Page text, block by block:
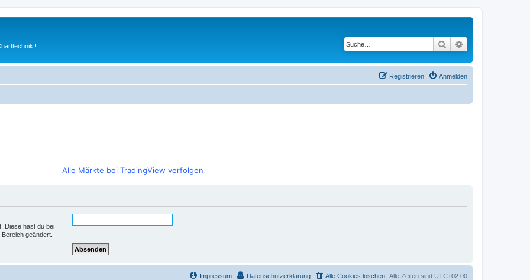
! Suche
Anmelden
Registrieren
Alle Märkte bei TradingView verfolgen
Diese hast du bei
geändert.
Alle Zeiten sind UTC+02:00
Alle Cookies löschen
Datenschutzerklärung
Impressum